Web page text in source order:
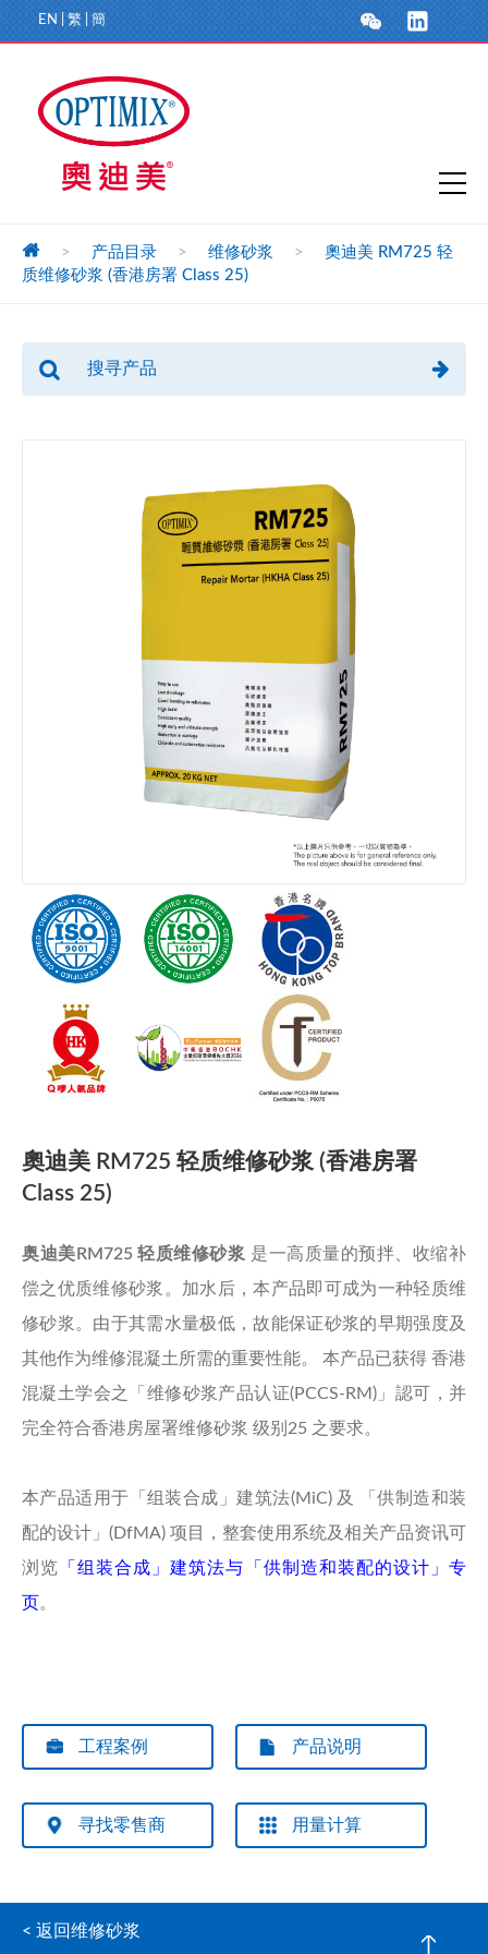
EN 繁 簡
> 产品目录 > 维修砂浆 >
奧迪美 RM725 轻
质维修砂浆 (香港房署 Class 25)
奧迪美 RM725 轻质维修砂浆 (香港房署
Class 25)
奥迪美RM725 轻质维修砂浆 是一高质量的预拌、收缩补
偿之优质维修砂浆。加水后，本产品即可成为一种轻质维
修砂浆。由于其需水量极低，故能保证砂浆的早期强度及
其他作为维修混凝土所需的重要性能。 本产品已获得 香港
混凝土学会之「维修砂浆产品认证(PCCS-RM)」認可，并
完全符合香港房屋署维修砂浆 级别25 之要求。
本产品适用于「组装合成」建筑法(MiC) 及 「供制造和装
配的设计」(DfMA) 项目，整套使用系统及相关产品资讯可
浏览 「组装合成」建筑法与「供制造和装配的设计」专
页。
工程案例 产品说明
寻找零售商 用量计算
< 返回维修砂浆